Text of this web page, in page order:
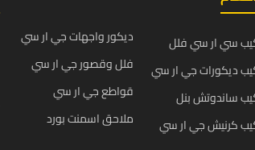
سي ار سي فلل
ديكورات جي ار سي
ساندوتش بنل
كرنيش جي ار سي
ديكور واجهات جي ار سي
فلل وقصور جي ار سي
قواطع جي ار سي
ملاحق اسمنت بورد